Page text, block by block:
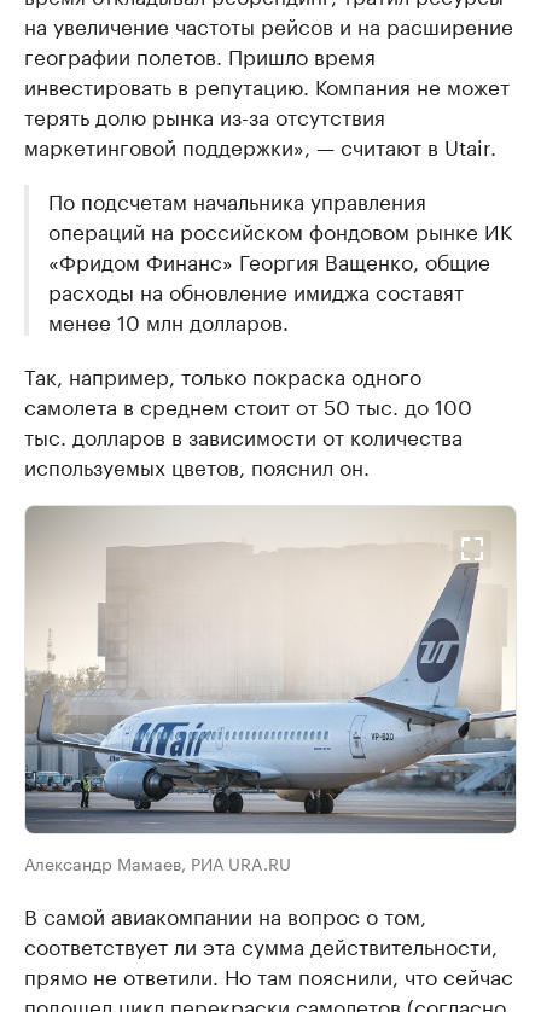
на увеличение частоты рейсов и на расширение
географии полетов. Пришло время
инвестировать в репутацию. Компания не может
терять долю рынка из-за отсутствия
маркетинговой поддержки», — считают в Utair.
По подсчетам начальника управления
операций на российском фондовом рынке ИК
«Фридом Финанс» Георгия Ващенко, общие
расходы на обновление имиджа составят
менее 10 млн долларов.
Так, например, только покраска одного
самолета в среднем стоит от 50 тыс. до 100
тыс. долларов в зависимости от количества
используемых цветов, пояснил он.
Александр Мамаев, РИА URA.RU
В самой авиакомпании на вопрос о том,
соответствует ли эта сумма действительности,
прямо не ответили. Но там пояснили, что сейчас
подошел цикл перекраски самолетов (согласно